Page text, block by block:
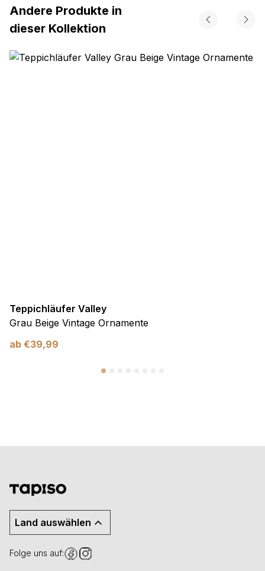
Andere Produkte in
dieser Kollektion
Teppichläufer Valley
Grau Beige Vintage Ornamente
ab €39,99
Land auswählen
Folge uns auf: